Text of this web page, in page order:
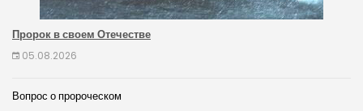
Пророк в своем Отечестве
05.08.2026
Вопрос о пророческом